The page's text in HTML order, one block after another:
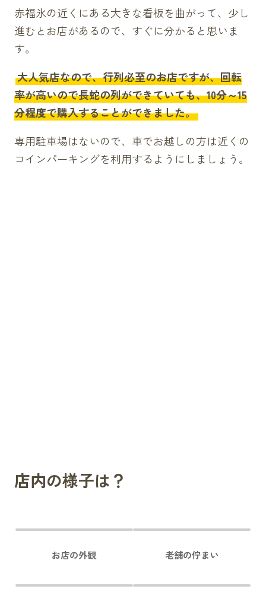
赤福氷の近くにある大きな看板を曲がって、少し
進むとお店があるので、すぐに分かると思いま
す。
大人気店なので、行列必至のお店ですが、回転
率が高いので長蛇の列ができていても、10分～15
分程度で購入することができました。
専用駐車場はないので、車でお越しの方は近くの
コインパーキングを利用するようにしましょう。
店内の様子は？
お店の外観 老舗の佇まい